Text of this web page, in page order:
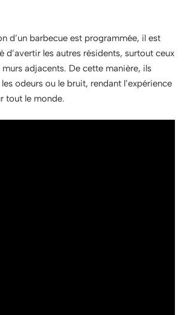
d’un barbecue est programmée, il est
d’avertir les autres résidents, surtout ceux
adjacents. De cette manière, ils
odeurs ou le bruit, rendant l’expérience
tout le monde.